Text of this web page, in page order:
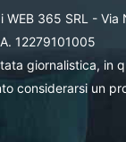
365 SRL - Via
12279101005
giornalistica, in
considerarsi un